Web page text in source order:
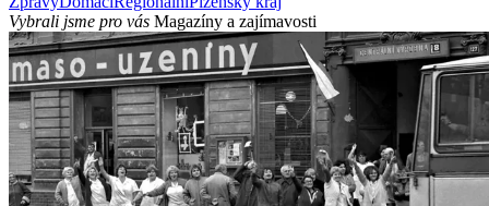
Vybrali jsme pro vás Magazíny a zajímavosti